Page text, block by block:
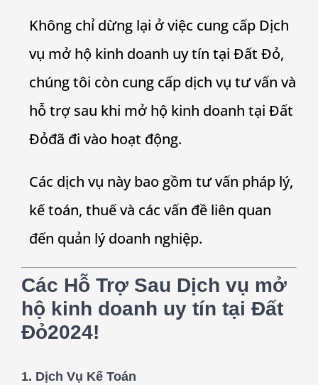
Không chỉ dừng lại ở việc cung cấp Dịch
vụ mở hộ kinh doanh uy tín tại Đất Đỏ,
chúng tôi còn cung cấp dịch vụ tư vấn và
hỗ trợ sau khi mở hộ kinh doanh tại Đất
Đỏđã đi vào hoạt động.
Các dịch vụ này bao gồm tư vấn pháp lý,
kế toán, thuế và các vấn đề liên quan
đến quản lý doanh nghiệp.
Các Hỗ Trợ Sau Dịch vụ mở
hộ kinh doanh uy tín tại Đất
Đỏ2024!
1. Dịch Vụ Kế Toán